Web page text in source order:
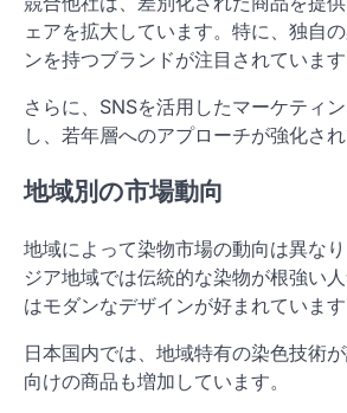
ェアを拡大しています。特に、独自
ンを持つブランドが注目されています
さらに、SNSを活用したマーケティ
し、若年層へのアプローチが強化され
地域別の市場動向
地域によって染物市場の動向は異な
ジア地域では伝統的な染物が根強い
はモダンなデザインが好まれています
日本国内では、地域特有の染色技術
向けの商品も増加しています。